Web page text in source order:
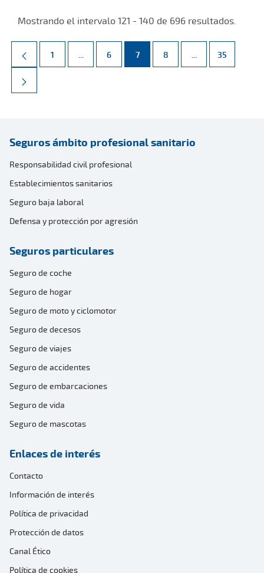
Mostrando el intervalo 121 - 140 de 696 resultados.
Página
1 ... Páginas intermedias Use TAB para desplazarse.
Página
6 Página
7 Página
8 ... Páginas
Página
35
Seguros ámbito profesional sanitario
Responsabilidad civil profesional
Establecimientos sanitarios
Seguro baja laboral
Defensa y protección por agresión
Seguros particulares
Seguro de coche
Seguro de hogar
Seguro de moto y ciclomotor
Seguro de decesos
Seguro de viajes
Seguro de accidentes
Seguro de embarcaciones
Seguro de vida
Seguro de mascotas
Enlaces de interés
Contacto
Información de interés
Política de privacidad
Protección de datos
Canal Ético
Política de cookies